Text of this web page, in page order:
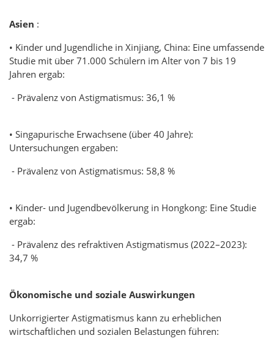
Asien :
• Kinder und Jugendliche in Xinjiang, China: Eine umfassende
Studie mit über 71.000 Schülern im Alter von 7 bis 19
Jahren ergab:
- Prävalenz von Astigmatismus: 36,1 %
• Singapurische Erwachsene (über 40 Jahre):
Untersuchungen ergaben:
- Prävalenz von Astigmatismus: 58,8 %
• Kinder- und Jugendbevölkerung in Hongkong: Eine Studie
ergab:
- Prävalenz des refraktiven Astigmatismus (2022–2023):
34,7 %
Ökonomische und soziale Auswirkungen
Unkorrigierter Astigmatismus kann zu erheblichen
wirtschaftlichen und sozialen Belastungen führen: